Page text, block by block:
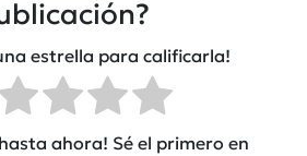
estrella para calificarla!
ahora! Sé el primero en